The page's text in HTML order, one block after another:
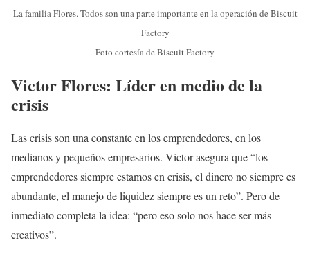
La familia Flores. Todos son una parte importante en la operación de Biscuit
Factory
Foto cortesía de Biscuit Factory
Victor Flores: Líder en medio de la
crisis
Las crisis son una constante en los emprendedores, en los
medianos y pequeños empresarios. Victor asegura que “los
emprendedores siempre estamos en crisis, el dinero no siempre es
abundante, el manejo de liquidez siempre es un reto”. Pero de
inmediato completa la idea: “pero eso solo nos hace ser más
creativos”.